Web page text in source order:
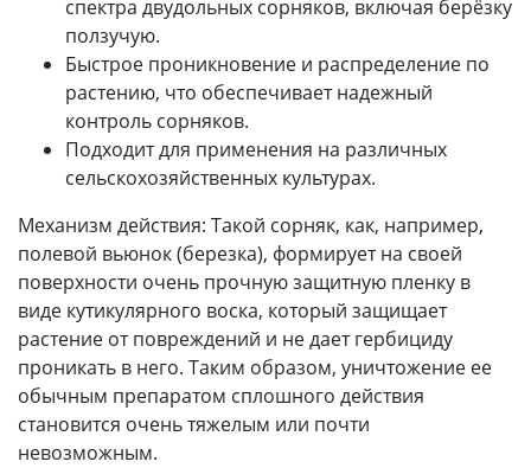
спектра двудольных сорняков, включая берёзку
ползучую.
Быстрое проникновение и распределение по
растению, что обеспечивает надежный
контроль сорняков.
Подходит для применения на различных
сельскохозяйственных культурах.
Механизм действия: Такой сорняк, как, например,
полевой вьюнок (березка), формирует на своей
поверхности очень прочную защитную пленку в
виде кутикулярного воска, который защищает
растение от повреждений и не дает гербициду
проникать в него. Таким образом, уничтожение ее
обычным препаратом сплошного действия
становится очень тяжелым или почти
невозможным.